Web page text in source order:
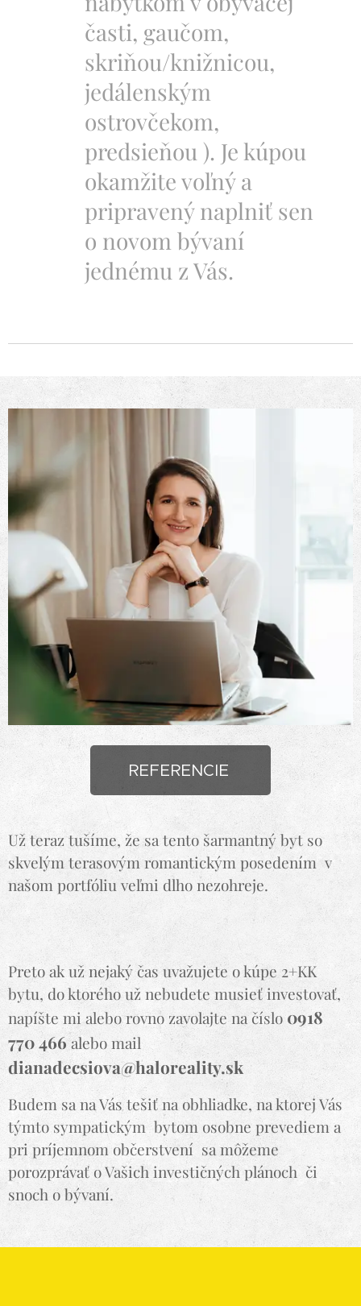
časti, gaučom,
skriňou/knižnicou,
jedálenským
ostrovčekom,
predsieňou ). Je kúpou
okamžite voľný a
pripravený naplniť sen
o novom bývaní
jednému z Vás.
REFERENCIE
Už teraz tušíme, že sa tento šarmantný byt so
skvelým terasovým romantickým posedením v
našom portfóliu veľmi dlho nezohreje.
Preto ak už nejaký čas uvažujete o kúpe 2+KK
bytu, do ktorého už nebudete musieť investovať,
napíšte mi alebo rovno zavolajte na číslo 0918
770 466alebo mail
dianadecsiova@haloreality.sk
Budem sa na Vás tešiť na obhliadke, na ktorej Vás
týmto sympatickým bytom osobne prevediem a
pri príjemnom občerstvení sa môžeme
porozprávať o Vašich investičných plánoch či
snoch o bývaní.